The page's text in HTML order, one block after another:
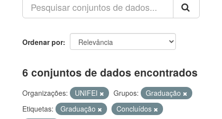
Ordenar por
6 conjuntos de dados encontrados
Organizações: UNIFEI Grupos:
Graduação
Etiquetas:
Graduação
Concluídos